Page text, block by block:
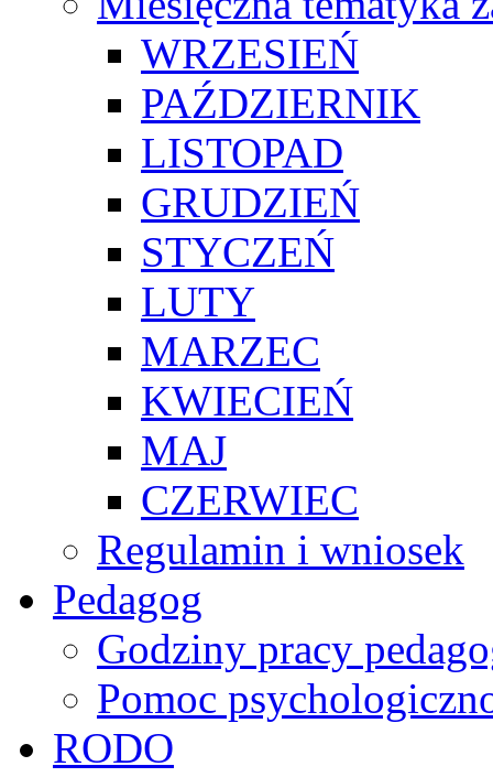
WRZESIEŃ
PAŹDZIERNIK
LISTOPAD
GRUDZIEŃ
STYCZEŃ
LUTY
MARZEC
KWIECIEŃ
MAJ
CZERWIEC
Regulamin i wniosek
Pedagog
Godziny pracy
Pomoc
RODO